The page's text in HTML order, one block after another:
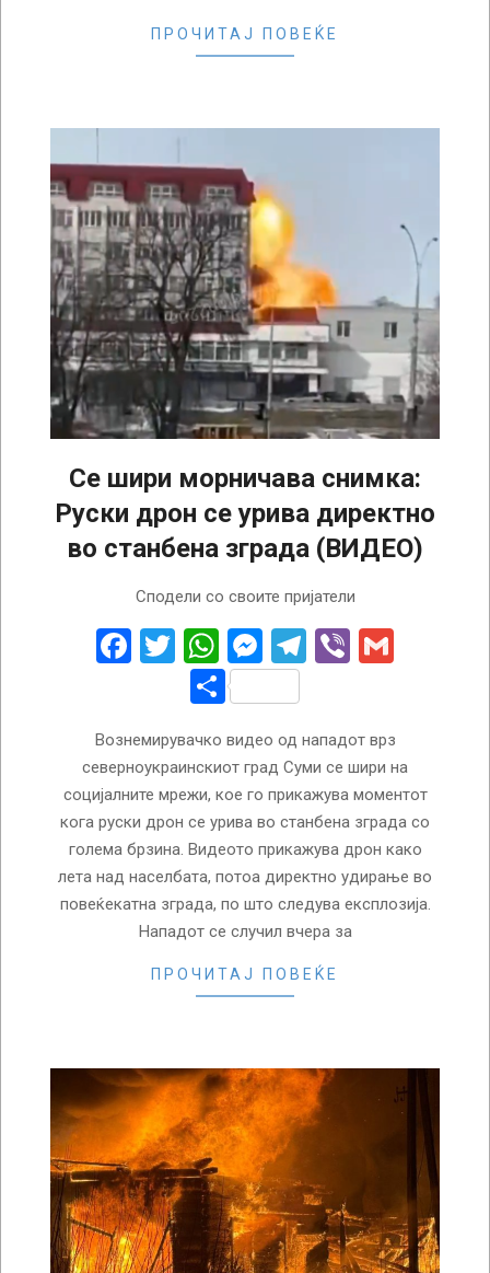
ПРОЧИТАЈ ПОВЕЌЕ
Се шири морничава снимка:
Руски дрон се урива директно
во станбена зграда (ВИДЕО)
Сподели со своите пријатели
Facebook
Twitter
WhatsApp
Messenger
Telegram
Viber
Share
Вознемирувачко видео од нападот врз
северноукраинскиот град Суми се шири на
социјалните мрежи, кое го прикажува моментот
кога руски дрон се урива во станбена зграда со
голема брзина. Видеото прикажува дрон како
лета над населбата, потоа директно удирање во
повеќекатна зграда, по што следува експлозија.
Нападот се случил вчера за
ПРОЧИТАЈ ПОВЕЌЕ